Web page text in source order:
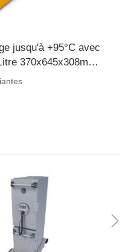
jusqu'à +95°C avec
370x645x308mm